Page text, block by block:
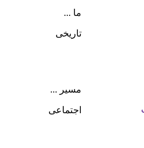
ما ...
تاریخی
مسیر ...
اجتماعی